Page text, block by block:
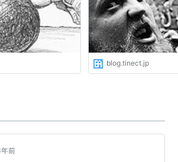
blog.tinect.jp
前